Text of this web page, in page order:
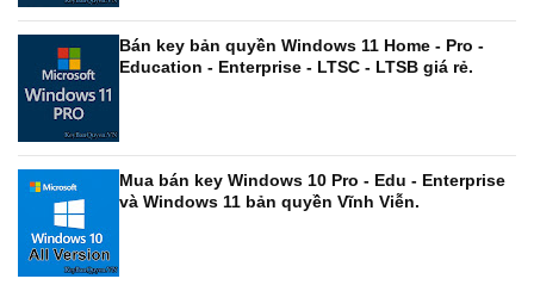
Bán key bản quyền Windows 11 Home - Pro -
Education - Enterprise - LTSC - LTSB giá rẻ.
Mua bán key Windows 10 Pro - Edu - Enterprise
và Windows 11 bản quyền Vĩnh Viễn.